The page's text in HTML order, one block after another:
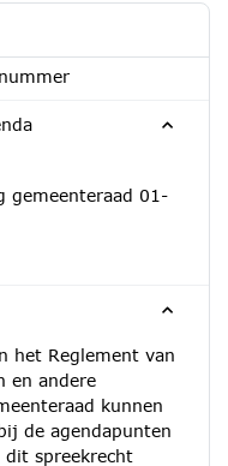
gemeenteraad 01-
het Reglement van
en andere
kunnen
de agendapunten
dit spreekrecht